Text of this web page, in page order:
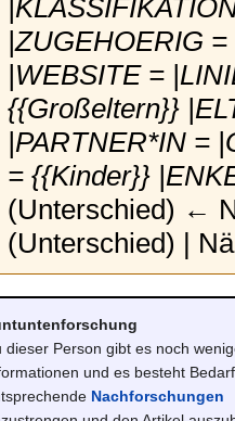
|ZUGEHOERIG
|WEBSITE =
{{Großeltern}}
|PARTNER*IN =
= {{Kinder}}
(Unterschied) ←
(Unterschied) |
dieser Person gibt es noch
und es besteht Bedarf
Nachforschungen